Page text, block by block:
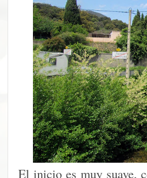
El inicio es muy suave,